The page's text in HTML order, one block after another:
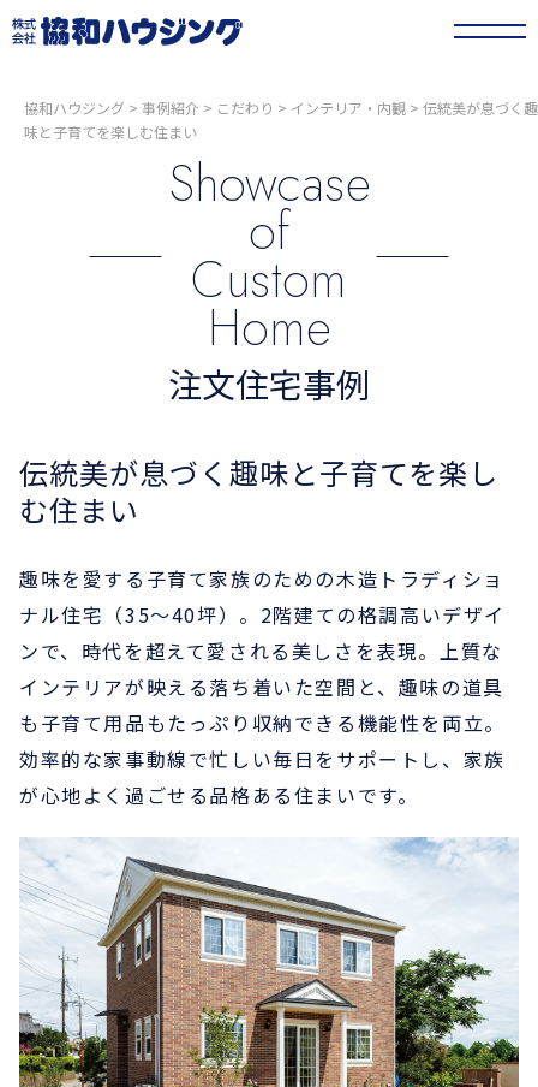
協和ハウジング > 事例紹介 > こだわり > インテリア・内観 > 伝統美が息づく趣
味と子育てを楽しむ住まい
Showcase
of
Custom
Home
注文住宅事例
伝統美が息づく趣味と子育てを楽し
む住まい
趣味を愛する子育て家族のための木造トラディショ
ナル住宅（35〜40坪）。2階建ての格調高いデザイ
ンで、時代を超えて愛される美しさを表現。上質な
インテリアが映える落ち着いた空間と、趣味の道具
も子育て用品もたっぷり収納できる機能性を両立。
効率的な家事動線で忙しい毎日をサポートし、家族
が心地よく過ごせる品格ある住まいです。